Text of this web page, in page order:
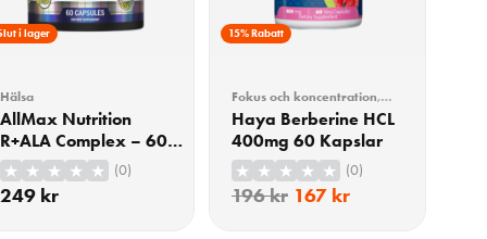
i lager
Hälsa
AllMax Nutrition
R+ALA Complex – 60
kapslar
(0)
249 kr
15% Rabatt
Fokus och koncentration,
Hälsa
Haya Berberine HCL
400mg 60 Kapslar
(0)
196kr 167 kr